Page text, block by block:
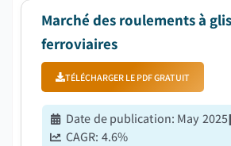
Insights Inc....
Marché des roulements à
ferroviaires
TÉLÉCHARGER LE PDF GRATUIT
Date de publication: May 2025
CAGR: 4.6%